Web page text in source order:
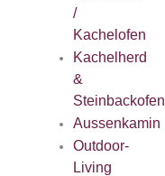
/
Kachelofen
Kachelherd
&
Steinbackofen
Aussenkamin
Outdoor-
Living